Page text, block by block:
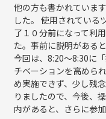
他の方も書かれていま
した。 使用されている
了１０分前になって利
た。事前に説明がある
今回は、8:20〜8:30に
チベーションを高めら
め実施できず、少し残
りましたので、今後、
内があると、さらに参